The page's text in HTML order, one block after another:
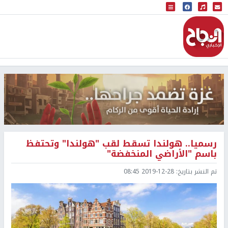
البث المباشر
إذاعة النجاح
رسميا.. هولندا تسقط لقب "هولندا" وتحتفظ
باسم "الأراضي المنخفضة"
تم النشر بتاريخ: 2019-12-28 08:45